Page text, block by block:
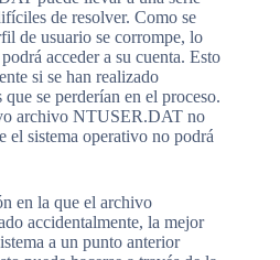
de resolver. Como se
de usuario se corrompe, lo
acceder a su cuenta. Esto
si se han realizado
se perderían en el proceso.
archivo NTUSER.DAT no
el sistema operativo no podrá
en la que el archivo
accidentalmente, la mejor
a un punto anterior